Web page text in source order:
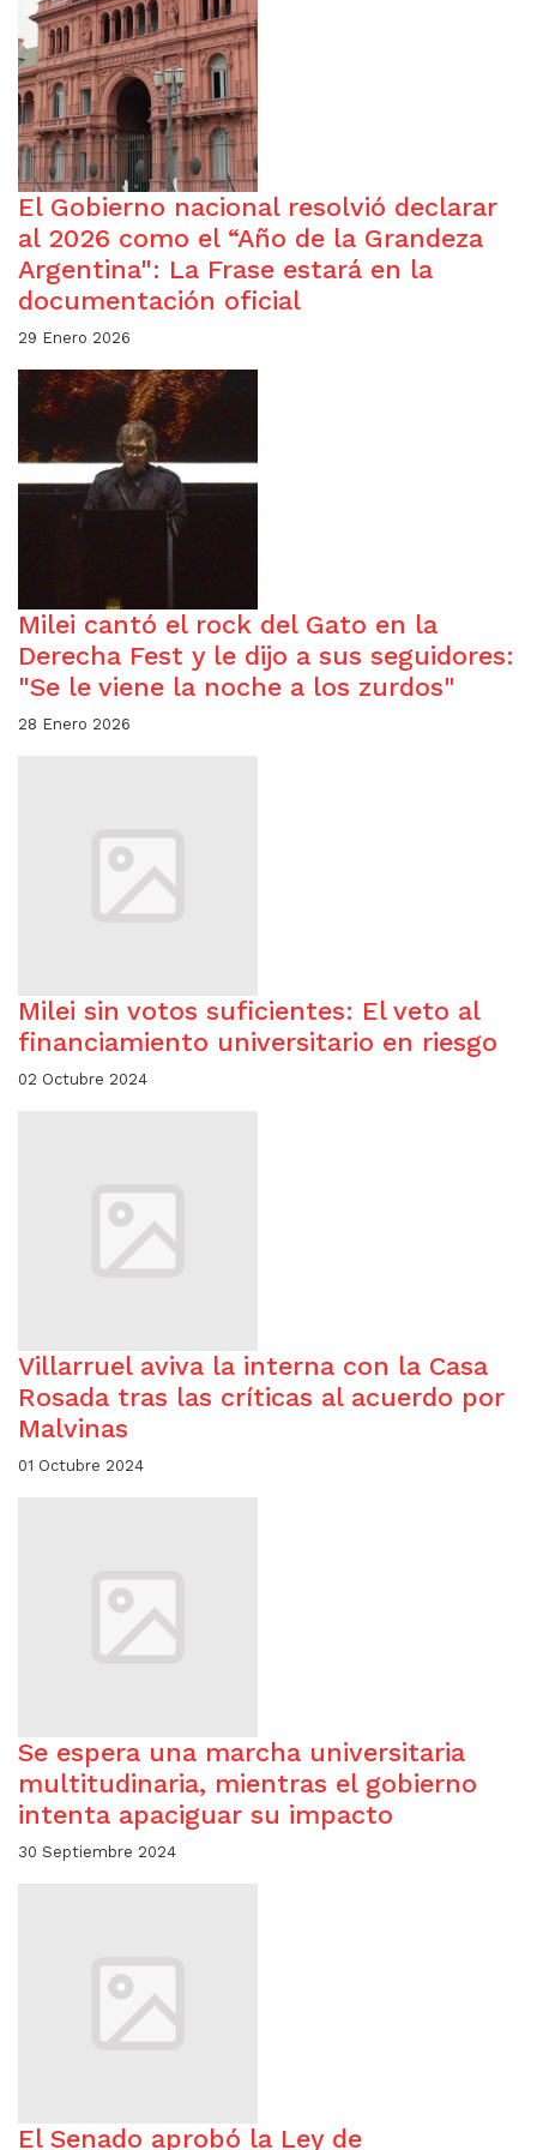
El Gobierno nacional resolvió declarar
al 2026 como el “Año de la Grandeza
Argentina": La Frase estará en la
documentación oficial
29 Enero 2026
Milei cantó el rock del Gato en la
Derecha Fest y le dijo a sus seguidores:
"Se le viene la noche a los zurdos"
28 Enero 2026
Milei sin votos suficientes: El veto al
financiamiento universitario en riesgo
02 Octubre 2024
Villarruel aviva la interna con la Casa
Rosada tras las críticas al acuerdo por
Malvinas
01 Octubre 2024
Se espera una marcha universitaria
multitudinaria, mientras el gobierno
intenta apaciguar su impacto
30 Septiembre 2024
El Senado aprobó la Ley de